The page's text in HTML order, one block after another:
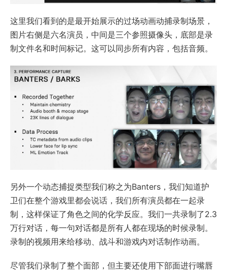
这里我们看到的是最开始展示的过场动画动捕录制场景，
图片右侧是六名演员，中间是三个参照摄像头，底部是录
制文件名和时间标记。这可以同步所有内容，包括音频。
另外一个动态捕捉类型我们称之为Banters，我们知道护
卫们在整个游戏里都会说话，我们所有演员都在一起录
制，这样保证了角色之间的化学反应。我们一共录制了2.3
万行对话，每一句对话都是所有人都在现场的时候录制。
录制的视频用来给移动、战斗和游戏内对话制作动画。
尽管我们录制了整个面部，但主要还使用下部面进行嘴唇